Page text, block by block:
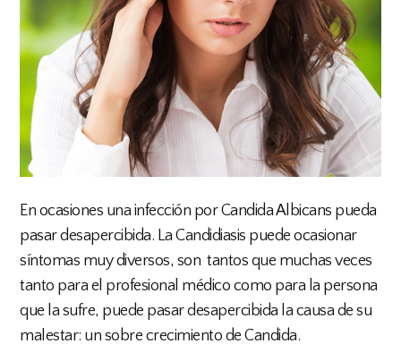
En ocasiones una infección por Candida Albicans pueda
pasar desapercibida. La Candidiasis puede ocasionar
síntomas muy diversos, son tantos que muchas veces
tanto para el profesional médico como para la persona
que la sufre, puede pasar desapercibida la causa de su
malestar: un sobre crecimiento de Candida.